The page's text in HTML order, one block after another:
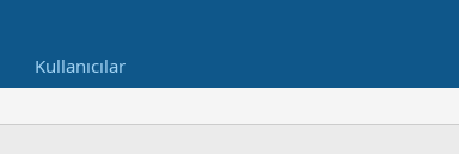
Kullanıcılar